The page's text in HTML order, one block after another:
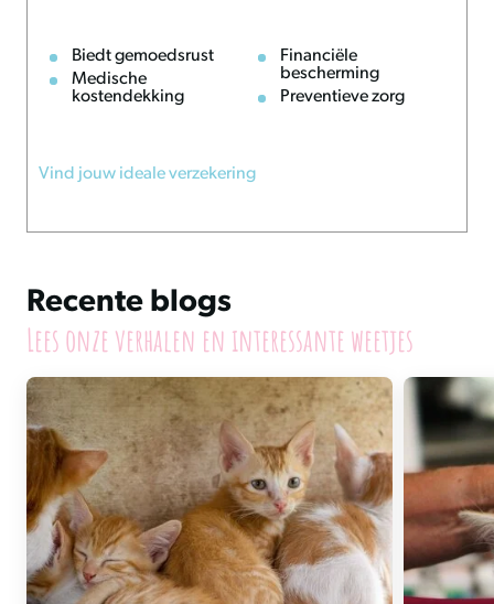
Biedt gemoedsrust
Medische
kostendekking
Financiële
bescherming
Preventieve zorg
Vind jouw ideale verzekering
Recente blogs
Lees onze verhalen en interessante weetjes